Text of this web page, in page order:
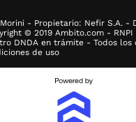
- Propietario: Nefir S.A. -
© 2019 Ambito.com -
DNDA en trámite - Todos los
de uso